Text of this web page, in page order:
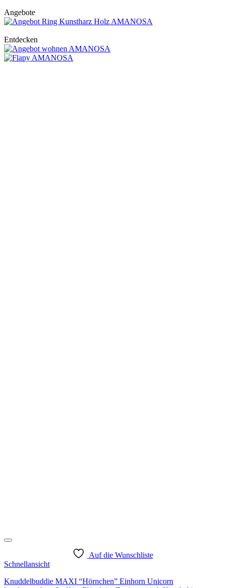
Angebote
Entdecken
Auf die Wunschliste
Schnellansicht
Knuddelbuddie MAXI “Hörnchen” Einhorn Unicorn